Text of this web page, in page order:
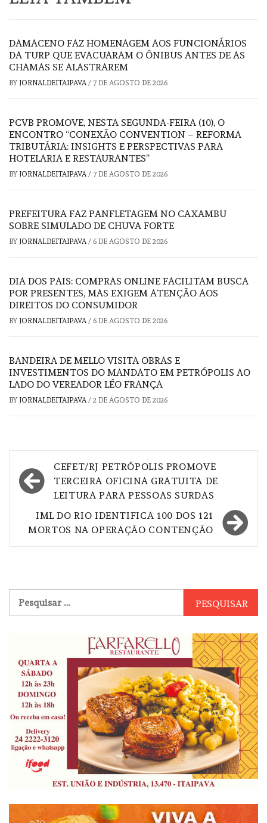
DAMACENO FAZ HOMENAGEM AOS FUNCIONÁRIOS
DA TURP QUE EVACUARAM O ÔNIBUS ANTES DE AS
CHAMAS SE ALASTRAREM
BY JORNALDEITAIPAVA/ 7 DE AGOSTO DE 2026
PCVB PROMOVE, NESTA SEGUNDA-FEIRA (10), O
ENCONTRO “CONEXÃO CONVENTION – REFORMA
TRIBUTÁRIA: INSIGHTS E PERSPECTIVAS PARA
HOTELARIA E RESTAURANTES”
BY JORNALDEITAIPAVA/ 7 DE AGOSTO DE 2026
PREFEITURA FAZ PANFLETAGEM NO CAXAMBU
SOBRE SIMULADO DE CHUVA FORTE
BY JORNALDEITAIPAVA/ 6 DE AGOSTO DE 2026
DIA DOS PAIS: COMPRAS ONLINE FACILITAM BUSCA
POR PRESENTES, MAS EXIGEM ATENÇÃO AOS
DIREITOS DO CONSUMIDOR
BY JORNALDEITAIPAVA/ 6 DE AGOSTO DE 2026
BANDEIRA DE MELLO VISITA OBRAS E
INVESTIMENTOS DO MANDATO EM PETRÓPOLIS AO
LADO DO VEREADOR LÉO FRANÇA
BY JORNALDEITAIPAVA/ 2 DE AGOSTO DE 2026
Navegação
de
CEFET/RJ PETRÓPOLIS PROMOVE
TERCEIRA OFICINA GRATUITA DE
LEITURA PARA PESSOAS SURDAS
IML DO RIO IDENTIFICA 100 DOS 121
MORTOS NA OPERAÇÃO CONTENÇÃO